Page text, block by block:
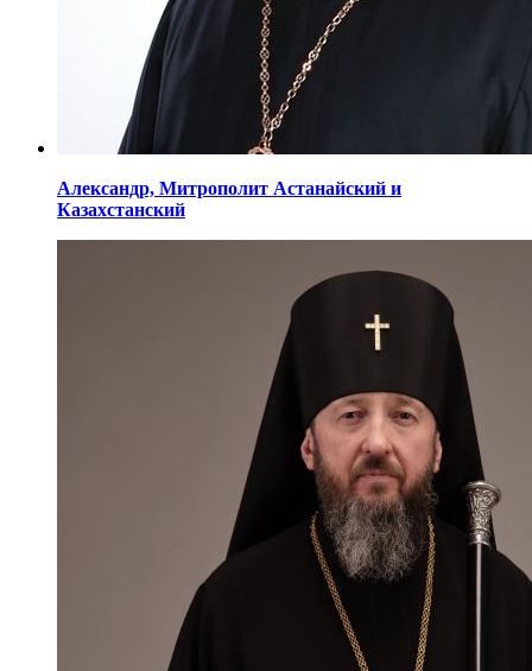
Александр, Митрополит Астанайский и
Казахстанский